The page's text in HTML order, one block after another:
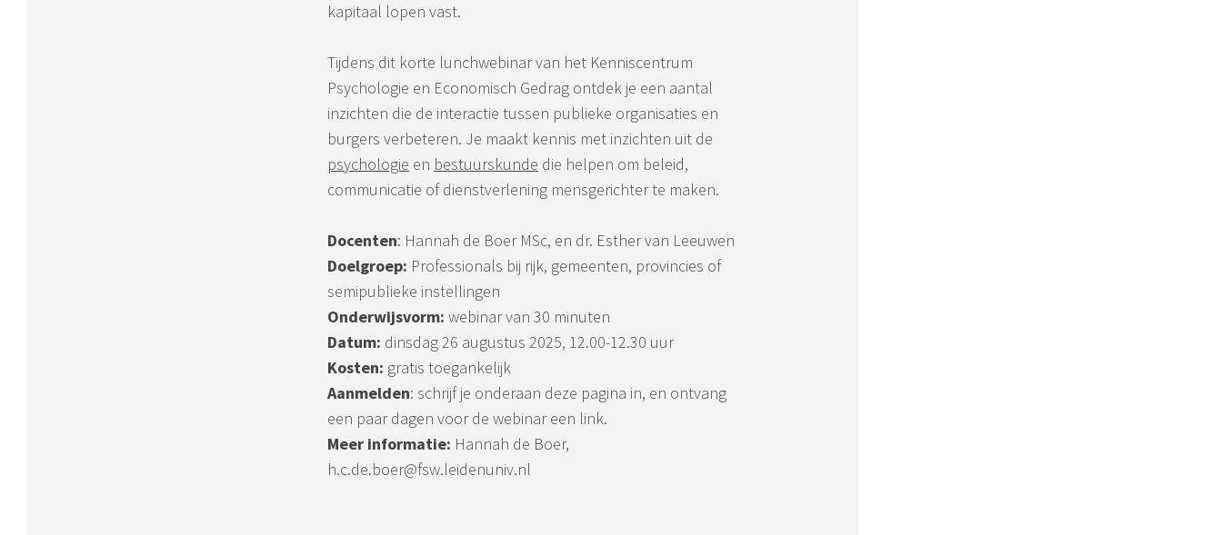
kapitaal lopen vast.
Tijdens dit korte lunchwebinar van het Kenniscentrum
Psychologie en Economisch Gedrag ontdek je een aantal
inzichten die de interactie tussen publieke organisaties en
burgers verbeteren. Je maakt kennis met inzichten uit de
psychologie en bestuurskunde die helpen om beleid,
communicatie of dienstverlening mensgerichter te maken.
Docenten: Hannah de Boer MSc, en dr. Esther van Leeuwen
Doelgroep: Professionals bij rijk, gemeenten, provincies of
semipublieke instellingen
Onderwijsvorm: webinar van 30 minuten
Datum: dinsdag 26 augustus 2025, 12.00-12.30 uur
Kosten: gratis toegankelijk
Aanmelden: schrijf je onderaan deze pagina in, en ontvang
een paar dagen voor de webinar een link.
Meer informatie: Hannah de Boer,
h.c.de.boer@fsw.leidenuniv.nl